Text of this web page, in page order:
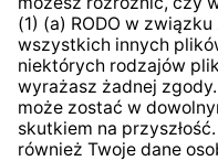
społecznościowej.
odpowiedzialna za
informacje od drugiej
dostawca przekaże
odpowiedniemu